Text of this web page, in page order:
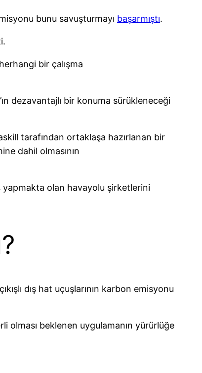
bunu savuşturmayı başarmıştı.
bir çalışma
dezavantajlı bir konuma sürükleneceği
tarafından ortaklaşa hazırlanan bir
dahil olmasının
yapmakta olan havayolu şirketlerini
dış hat uçuşlarının karbon emisyonu
olması beklenen uygulamanın yürürlüğe